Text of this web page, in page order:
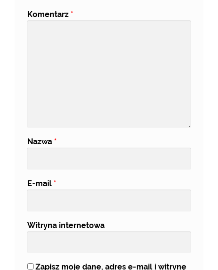
Komentarz *
Nazwa *
E-mail *
Witryna internetowa
Zapisz moje dane, adres e-mail i witrynę